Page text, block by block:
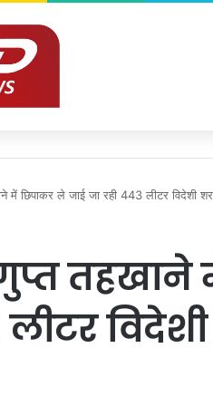
छिपाकर ले जाई जा रही 443 लीटर विदेशी
तहखाने